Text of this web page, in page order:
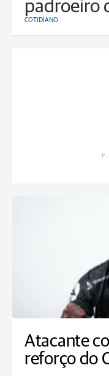
padroeiro
COTIDIANO
Atacante
reforço do